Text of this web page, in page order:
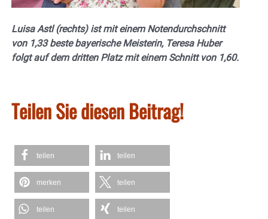
Luisa Astl (rechts) ist mit einem Notendurchschnitt
von 1,33 beste bayerische Meisterin, Teresa Huber
folgt auf dem dritten Platz mit einem Schnitt von 1,60.
Teilen Sie diesen Beitrag!
teilen teilen
merken teilen
teilen teilen